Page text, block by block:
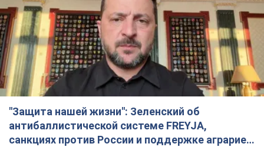
"Защита нашей жизни": Зеленский об
антибаллистической системе FREYJA,
санкциях против России и поддержке аграриев.